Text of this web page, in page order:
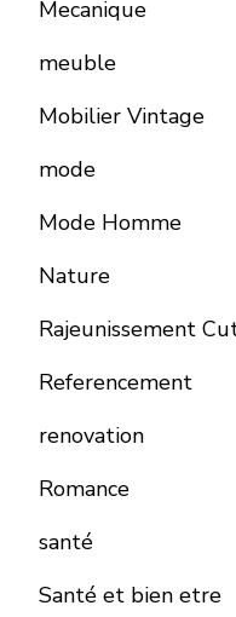
Mecanique
meuble
Mobilier Vintage
mode
Mode Homme
Nature
Rajeunissement
Referencement
renovation
Romance
santé
Santé et bien etre